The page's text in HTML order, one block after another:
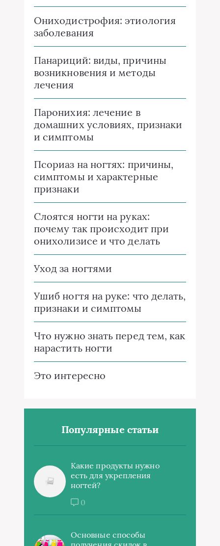
Ониходистрофия: этиология
заболевания
Панариций: виды, причины
возникновения и методы
лечения
Паронихия: лечение в
домашних условиях, признаки
и симптомы
Псориаз на ногтях: причины,
симптомы и характерные
признаки
Слоятся ногти на руках:
почему так происходит при
онихолизисе и что делать
Уход за ногтями
Ушиб ногтя на руке: что делать,
признаки и симптомы
Что нужно знать перед тем, как
нарастить ногти
Это интересно
Популярные статьи
Какие продукты нужно
есть для укрепления
ногтей?
0
Основные способы